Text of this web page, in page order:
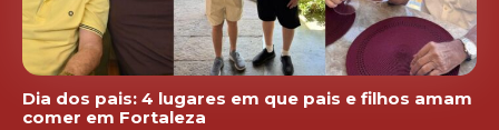
Dia dos pais: 4 lugares em que pais e filhos amam
comer em Fortaleza